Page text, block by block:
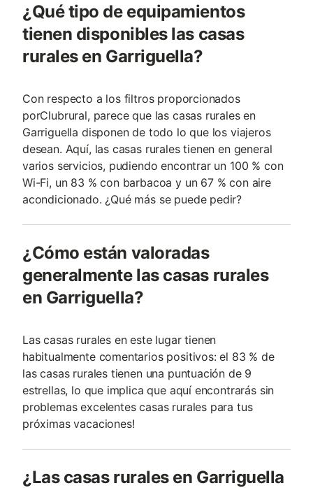
¿Qué tipo de equipamientos
tienen disponibles las casas
rurales en Garriguella?
Con respecto a los filtros proporcionados
porClubrural, parece que las casas rurales en
Garriguella disponen de todo lo que los viajeros
desean. Aquí, las casas rurales tienen en general
varios servicios, pudiendo encontrar un 100 % con
Wi-Fi, un 83 % con barbacoa y un 67 % con aire
acondicionado. ¿Qué más se puede pedir?
¿Cómo están valoradas
generalmente las casas rurales
en Garriguella?
Las casas rurales en este lugar tienen
habitualmente comentarios positivos: el 83 % de
las casas rurales tienen una puntuación de 9
estrellas, lo que implica que aquí encontrarás sin
problemas excelentes casas rurales para tus
próximas vacaciones!
¿Las casas rurales en Garriguella